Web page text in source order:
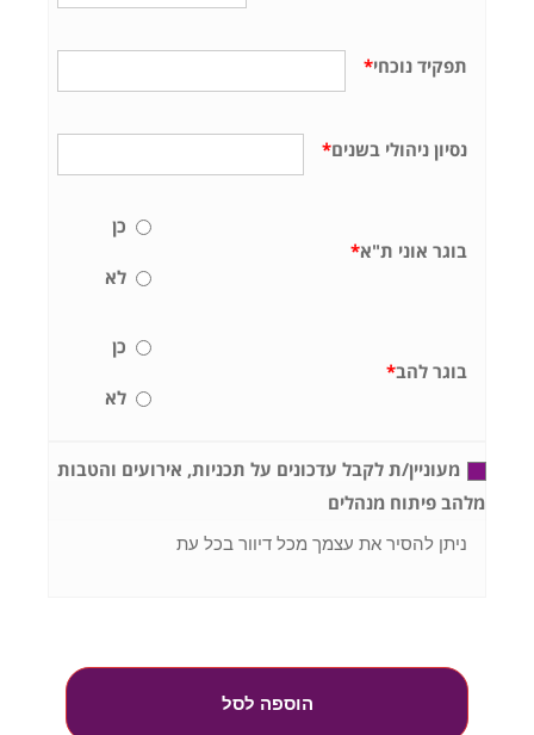
*תפקיד נוכחי
*נסיון ניהולי בשנים
*בוגר אוני ת"א
כן
לא
*בוגר להב
כן
לא
מעוניין/ת לקבל עדכונים על תכניות, אירועים והטבות
מלהב פיתוח מנהלים
ניתן להסיר את עצמך מכל דיוור בכל עת
הוספה לסל